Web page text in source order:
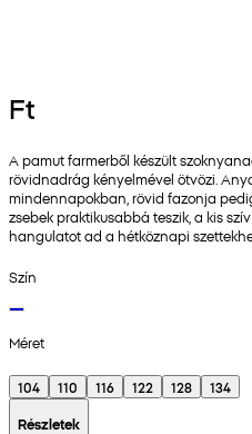
Ft
A pamut farmerből készült
rövidnadrág kényelmével ötvözi.
mindennapokban, rövid fazonja
zsebek praktikusabbá teszik, a kis
hangulatot ad a hétköznapi
Szín
Méret
104 110 116 122 128
134
Részletek